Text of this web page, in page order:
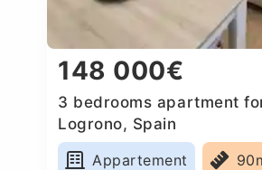
148 000€
3 bedrooms apartment
Logrono, Spain
Appartement